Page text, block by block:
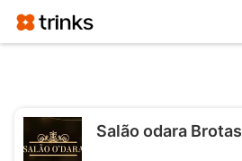
Salão odara Brotas